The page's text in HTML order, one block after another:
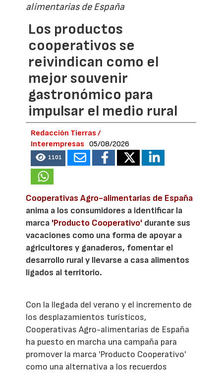
alimentarias de España
Los productos
cooperativos se
reivindican como el
mejor souvenir
gastronómico para
impulsar el medio rural
Redacción Tierras /
Interempresas
05/08/2026
1101
Cooperativas Agro-alimentarias de España
anima a los consumidores a identificar la
marca 'Producto Cooperativo' durante sus
vacaciones como una forma de apoyar a
agricultores y ganaderos, fomentar el
desarrollo rural y llevarse a casa alimentos
ligados al territorio.
Con la llegada del verano y el incremento de
los desplazamientos turísticos,
Cooperativas Agro-alimentarias de España
ha puesto en marcha una campaña para
promover la marca 'Producto Cooperativo'
como una alternativa a los recuerdos